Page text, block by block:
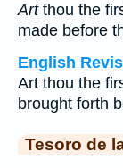
Artthou the
made before
English
Art thou the
brought forth
Tesoro de